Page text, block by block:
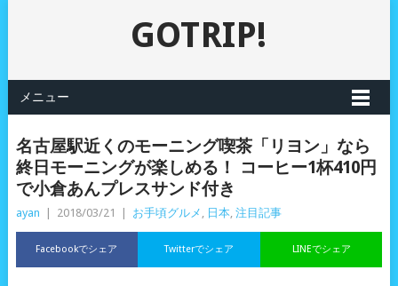
GOTRIP!
メニュー
名古屋駅近くのモーニング喫茶「リヨン」なら
終日モーニングが楽しめる！ コーヒー1杯410円
で小倉あんプレスサンド付き
ayan 2018/03/21 お手頃グルメ , 日本, 注目記事
Facebookでシェア LINEでシェア
Twitterでシェア